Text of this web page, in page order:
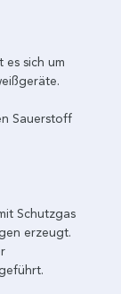
sich um
Sauerstoff
Schutzgas
erzeugt.